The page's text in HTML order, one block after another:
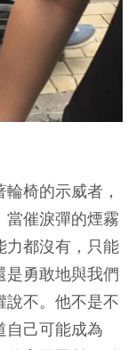
椅的示威者，
當催淚彈的煙霧
力都沒有，只能
是勇敢地與我們
說不。他不是不
自己可能成為